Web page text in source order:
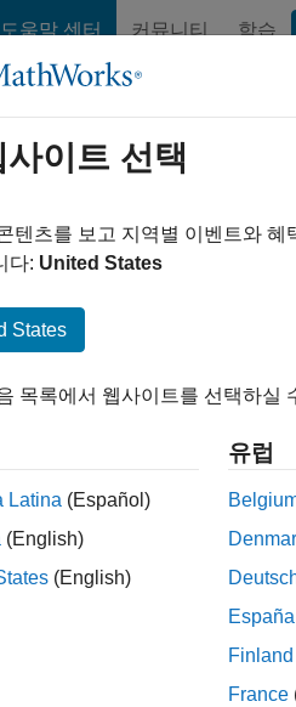
움말 센터 커뮤니티 학습
사이트 선택
텐츠를 보고 지역별 이벤트와
다: United States
States
목록에서 웹사이트를 선택하실
Latina (Español)
(English)
(English)
유럽
España
Finland
France